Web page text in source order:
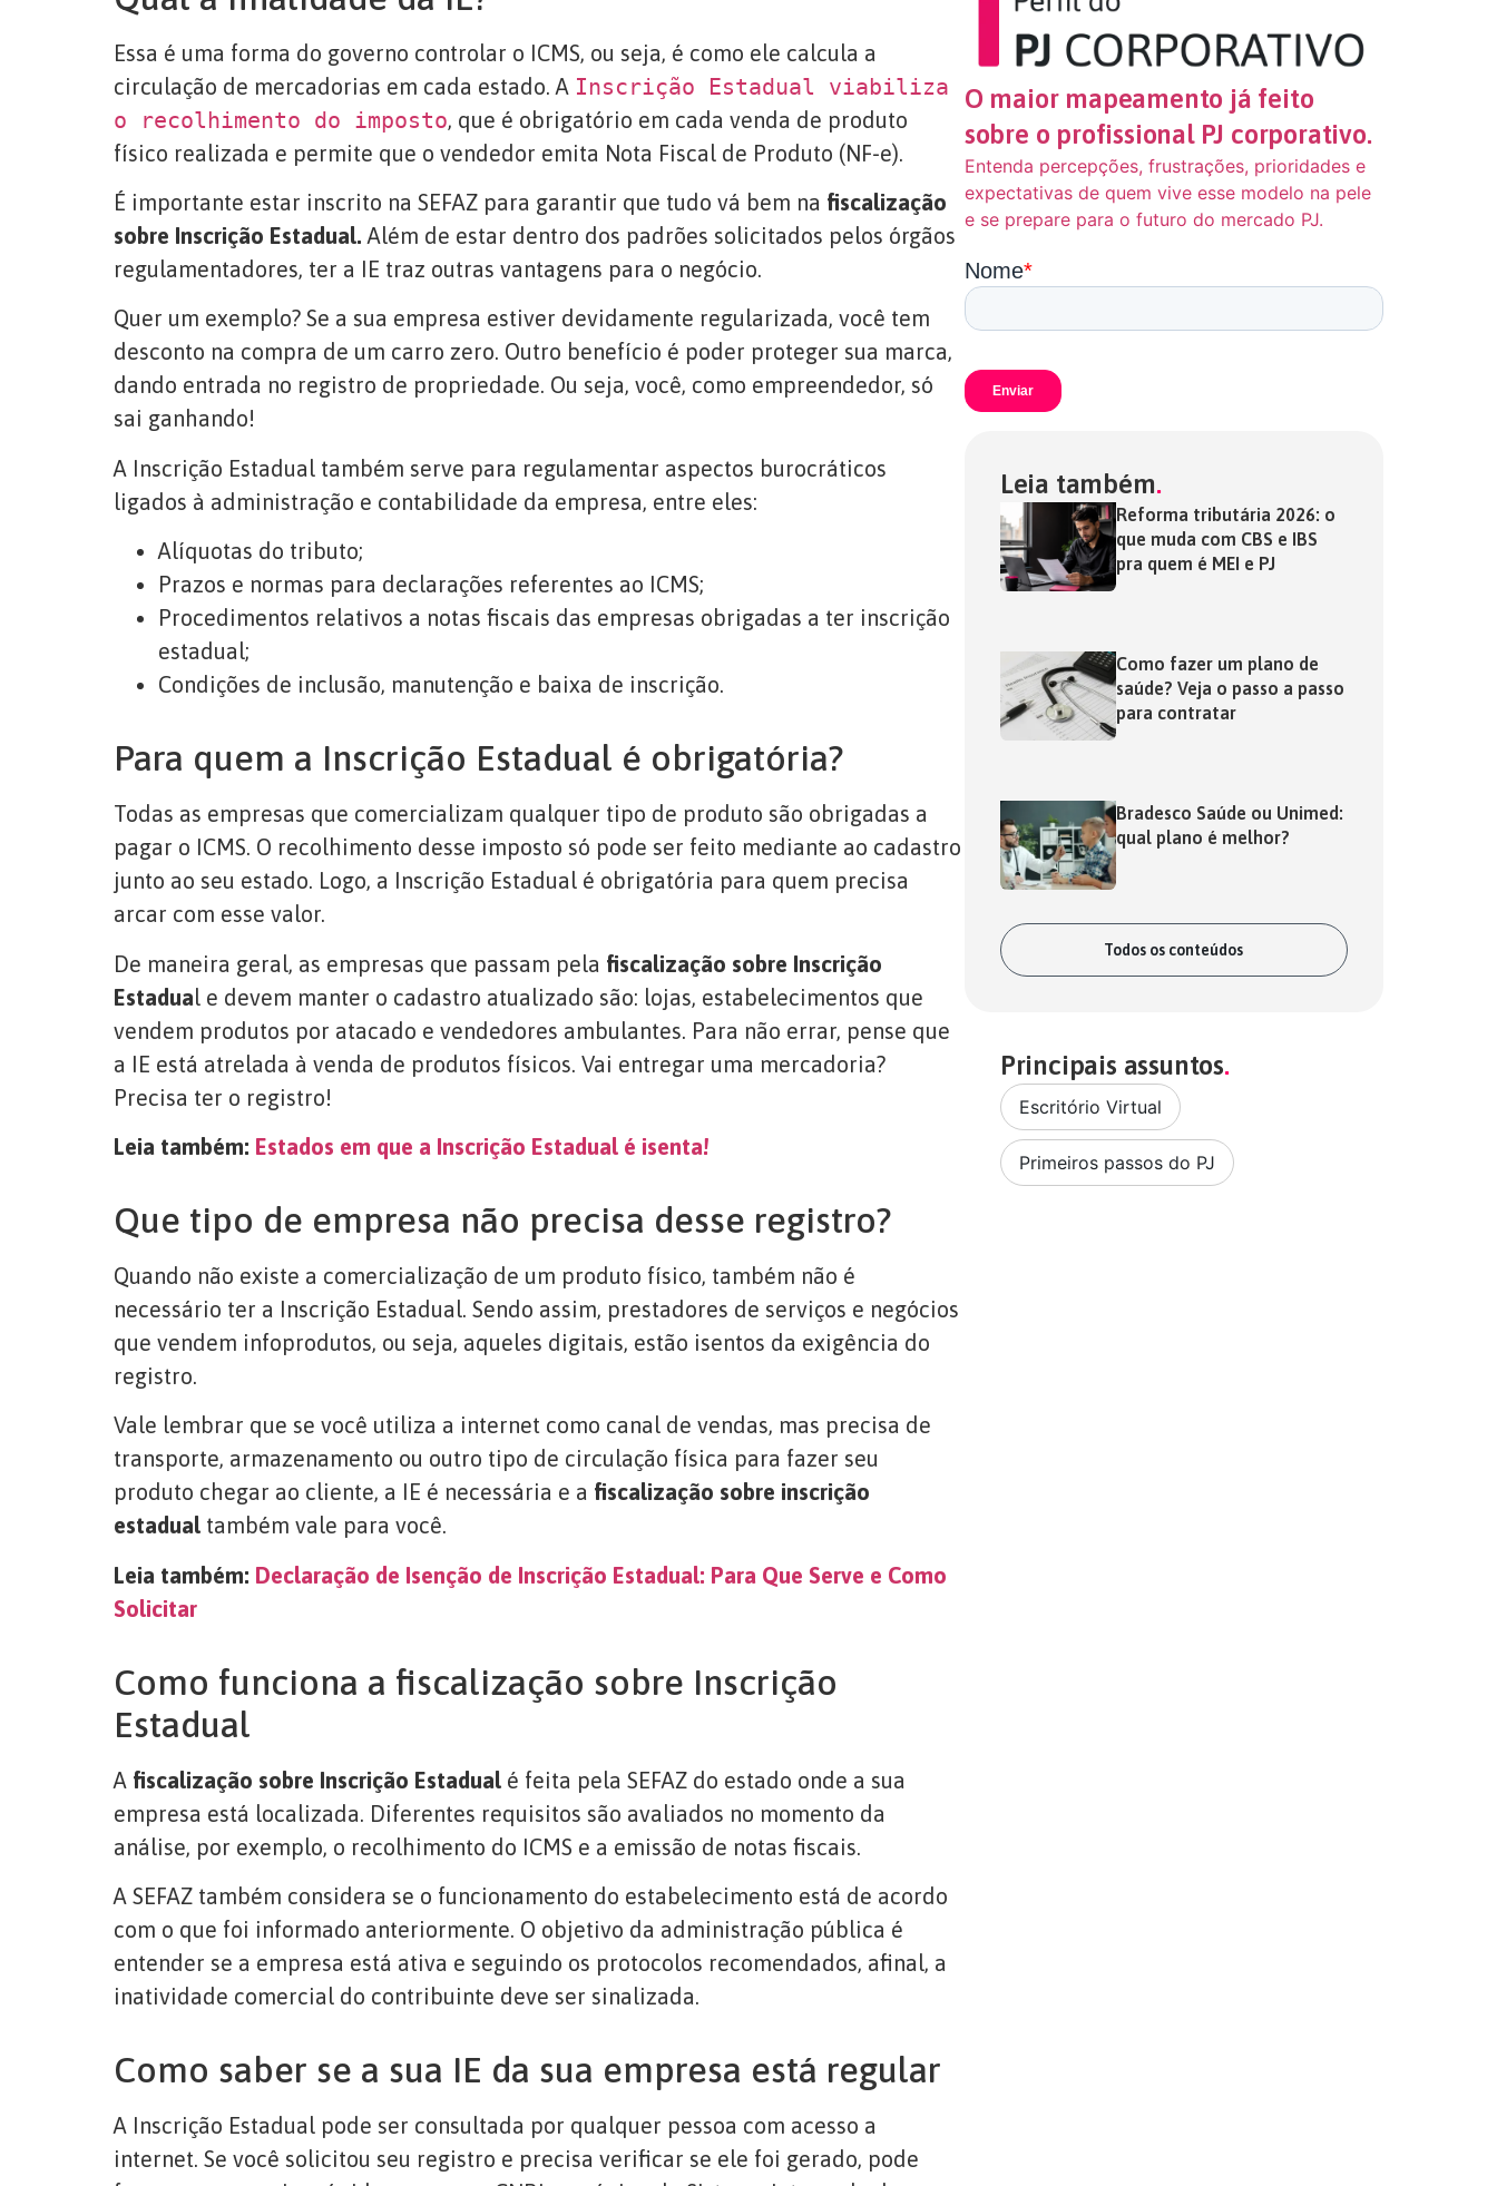
Essa é uma forma do governo controlar o ICMS, ou seja, é como ele calcula a
circulação de mercadorias em cada estado. A Inscrição Estadual viabiliza
o recolhimento do imposto, que é obrigatório em cada venda de produto
físico realizada e permite que o vendedor emita Nota Fiscal de Produto (NF-e).
É importante estar inscrito na SEFAZ para garantir que tudo vá bem na fiscalização
sobre Inscrição Estadual. Além de estar dentro dos padrões solicitados pelos órgãos
regulamentadores, ter a IE traz outras vantagens para o negócio.
Quer um exemplo? Se a sua empresa estiver devidamente regularizada, você tem
desconto na compra de um carro zero. Outro benefício é poder proteger sua marca,
dando entrada no registro de propriedade. Ou seja, você, como empreendedor, só
sai ganhando!
A Inscrição Estadual também serve para regulamentar aspectos burocráticos
ligados à administração e contabilidade da empresa, entre eles:
Alíquotas do tributo;
Prazos e normas para declarações referentes ao ICMS;
Procedimentos relativos a notas fiscais das empresas obrigadas a ter inscrição
estadual;
Condições de inclusão, manutenção e baixa de inscrição.
Para quem a Inscrição Estadual é obrigatória?
Todas as empresas que comercializam qualquer tipo de produto são obrigadas a
pagar o ICMS. O recolhimento desse imposto só pode ser feito mediante ao cadastro
junto ao seu estado. Logo, a Inscrição Estadual é obrigatória para quem precisa
arcar com esse valor.
De maneira geral, as empresas que passam pela fiscalização sobre Inscrição
Estadual e devem manter o cadastro atualizado são: lojas, estabelecimentos que
vendem produtos por atacado e vendedores ambulantes. Para não errar, pense que
a IE está atrelada à venda de produtos físicos. Vai entregar uma mercadoria?
Precisa ter o registro!
Leia também: Estados em que a Inscrição Estadual é isenta!
Que tipo de empresa não precisa desse registro?
Quando não existe a comercialização de um produto físico, também não é
necessário ter a Inscrição Estadual. Sendo assim, prestadores de serviços e negócios
que vendem infoprodutos, ou seja, aqueles digitais, estão isentos da exigência do
registro.
Vale lembrar que se você utiliza a internet como canal de vendas, mas precisa de
transporte, armazenamento ou outro tipo de circulação física para fazer seu
produto chegar ao cliente, a IE é necessária e a fiscalização sobre inscrição
estadual também vale para você.
Leia também: Declaração de Isenção de Inscrição Estadual: Para Que Serve e Como
Solicitar
Como funciona a fiscalização sobre Inscrição
Estadual
A fiscalização sobre Inscrição Estadual é feita pela SEFAZ do estado onde a sua
empresa está localizada. Diferentes requisitos são avaliados no momento da
análise, por exemplo, o recolhimento do ICMS e a emissão de notas fiscais.
A SEFAZ também considera se o funcionamento do estabelecimento está de acordo
com o que foi informado anteriormente. O objetivo da administração pública é
entender se a empresa está ativa e seguindo os protocolos recomendados, afinal, a
inatividade comercial do contribuinte deve ser sinalizada.
Como saber se a sua IE da sua empresa está regular
A Inscrição Estadual pode ser consultada por qualquer pessoa com acesso a
internet. Se você solicitou seu registro e precisa verificar se ele foi gerado, pode
O maior mapeamento já feito
sobre o profissional PJ corporativo.
Entenda percepções, frustrações, prioridades e
expectativas de quem vive esse modelo na pele
e se prepare para o futuro do mercado PJ.
Leia também
Reforma tributária 2026: o
que muda com CBS e IBS
pra quem é MEI e PJ
Como fazer um plano de
saúde? Veja o passo a passo
para contratar
Bradesco Saúde ou Unimed:
qual plano é melhor?
Todos os conteúdos
Principais assuntos
Escritório Virtual ,
Primeiros passos do PJ